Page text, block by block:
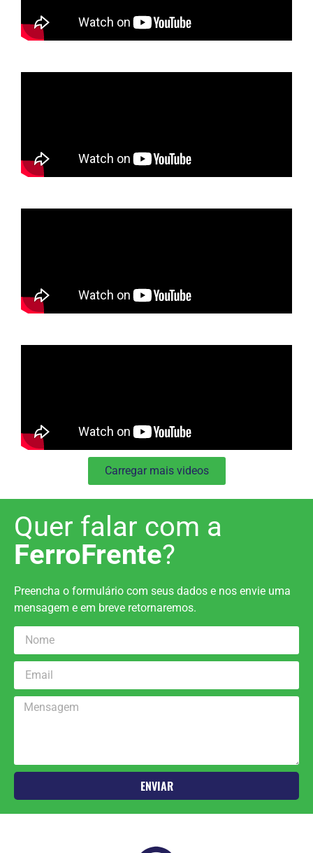
Carregar mais videos
Quer falar com a
FerroFrente?
Preencha o formulário com seus dados e nos envie uma
mensagem e em breve retornaremos.
ENVIAR